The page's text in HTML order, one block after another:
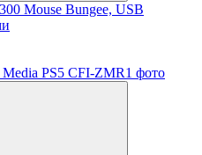
Mouse Bungee, USB